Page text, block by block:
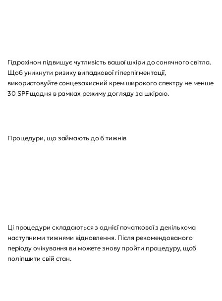
Гідрохінон підвищує чутливість вашої шкіри до сонячного світла.
Щоб уникнути ризику випадкової гіперпігментації,
використовуйте сонцезахисний крем широкого спектру не менше
30 SPF щодня в рамках режиму догляду за шкірою.
Процедури, що займають до 6 тижнів
Ці процедури складаються з однієї початкової з декількома
наступними тижнями відновлення. Після рекомендованого
періоду очікування ви можете знову пройти процедуру, щоб
поліпшити свій стан.